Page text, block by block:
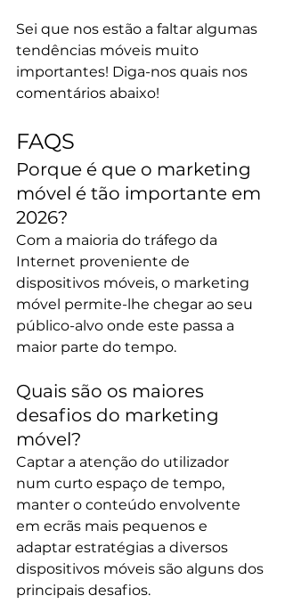
Sei que nos estão a faltar algumas
tendências móveis muito
importantes! Diga-nos quais nos
comentários abaixo!
FAQS
Porque é que o marketing
móvel é tão importante em
2026?
Com a maioria do tráfego da
Internet proveniente de
dispositivos móveis, o marketing
móvel permite-lhe chegar ao seu
público-alvo onde este passa a
maior parte do tempo.
Quais são os maiores
desafios do marketing
móvel?
Captar a atenção do utilizador
num curto espaço de tempo,
manter o conteúdo envolvente
em ecrãs mais pequenos e
adaptar estratégias a diversos
dispositivos móveis são alguns dos
principais desafios.